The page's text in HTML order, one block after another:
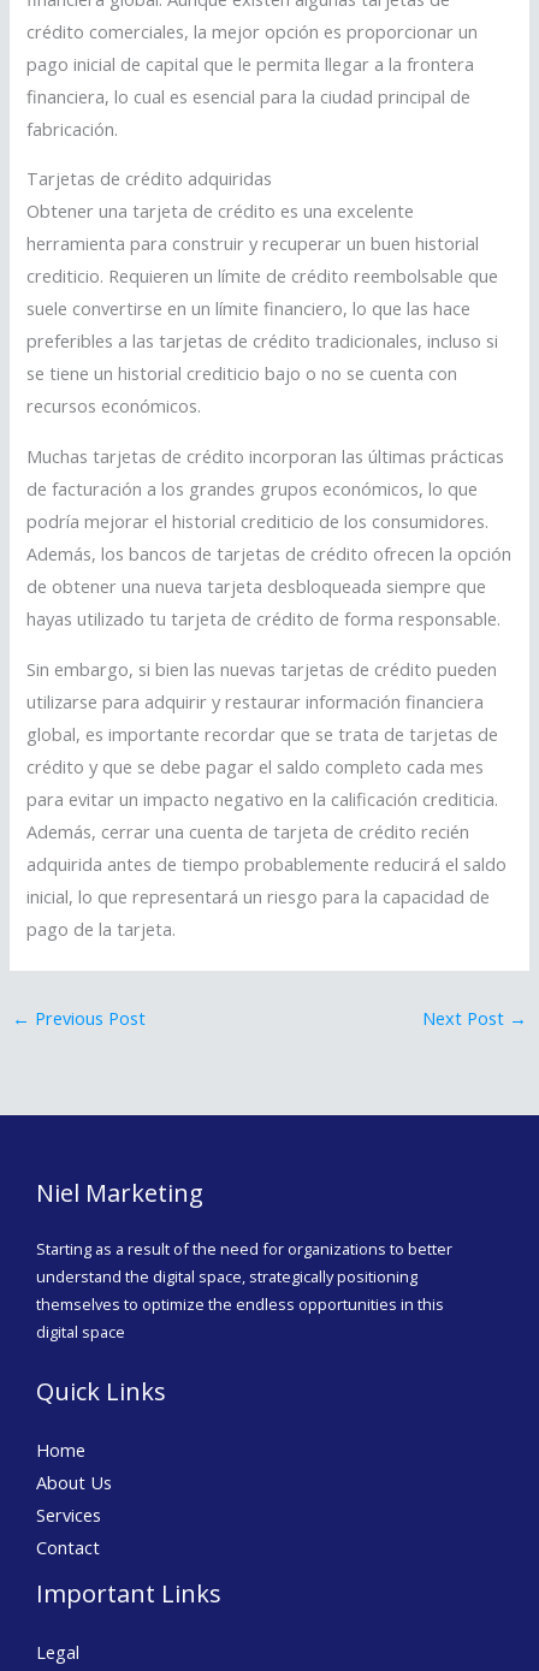
crédito comerciales, la mejor opción es proporcionar un
pago inicial de capital que le permita llegar a la frontera
financiera, lo cual es esencial para la ciudad principal de
fabricación.
Tarjetas de crédito adquiridas
Obtener una tarjeta de crédito es una excelente
herramienta para construir y recuperar un buen historial
crediticio. Requieren un límite de crédito reembolsable que
suele convertirse en un límite financiero, lo que las hace
preferibles a las tarjetas de crédito tradicionales, incluso si
se tiene un historial crediticio bajo o no se cuenta con
recursos económicos.
Muchas tarjetas de crédito incorporan las últimas prácticas
de facturación a los grandes grupos económicos, lo que
podría mejorar el historial crediticio de los consumidores.
Además, los bancos de tarjetas de crédito ofrecen la opción
de obtener una nueva tarjeta desbloqueada siempre que
hayas utilizado tu tarjeta de crédito de forma responsable.
Sin embargo, si bien las nuevas tarjetas de crédito pueden
utilizarse para adquirir y restaurar información financiera
global, es importante recordar que se trata de tarjetas de
crédito y que se debe pagar el saldo completo cada mes
para evitar un impacto negativo en la calificación crediticia.
Además, cerrar una cuenta de tarjeta de crédito recién
adquirida antes de tiempo probablemente reducirá el saldo
inicial, lo que representará un riesgo para la capacidad de
pago de la tarjeta.
← Previous Post Next Post →
Niel Marketing
Starting as a result of the need for organizations to better
understand the digital space, strategically positioning
themselves to optimize the endless opportunities in this
digital space
Quick Links
Home
About Us
Services
Contact
Important Links
Legal